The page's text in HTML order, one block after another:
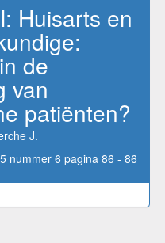
Huisarts en
de
van
patiënten?
J.
nummer 6 pagina 86 - 86